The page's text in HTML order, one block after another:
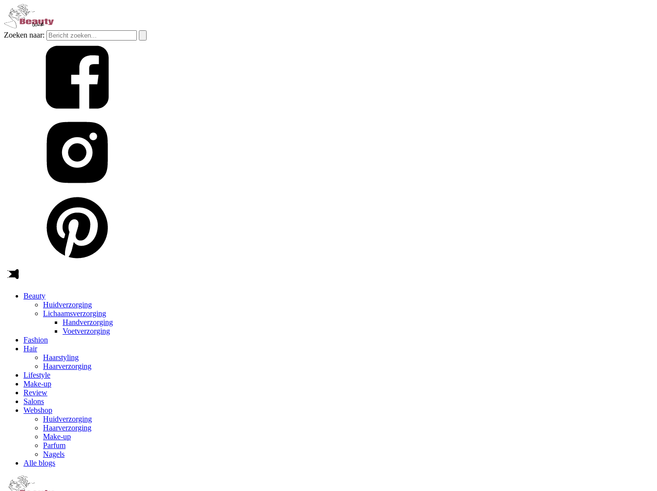
Zoeken naar:
Beauty
Huidverzorging
Lichaamsverzorging
Handverzorging
Voetverzorging
Fashion
Hair
Haarstyling
Haarverzorging
Lifestyle
Make-up
Review
Salons
Webshop
Huidverzorging
Haarverzorging
Make-up
Parfum
Nagels
Alle blogs